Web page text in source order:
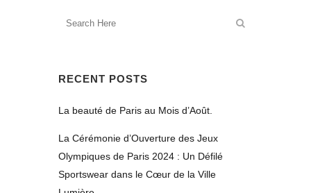
RECENT POSTS
La beauté de Paris au Mois d’Août.
La Cérémonie d’Ouverture des Jeux
Olympiques de Paris 2024 : Un Défilé
Sportswear dans le Cœur de la Ville